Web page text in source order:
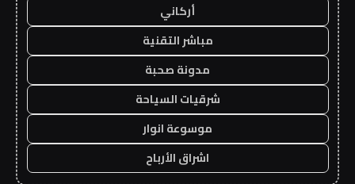
أركاني
مباشر التقنية
مدونة صحبة
شرقيات السياحة
موسوعة انوار
اشراق الأرباح